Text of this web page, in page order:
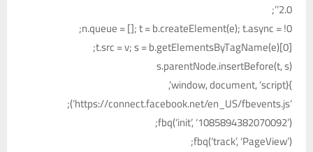
‘2.0’;
n.queue = []; t = b.createElement(e); t.async = !0;
t.src = v; s = b.getElementsByTagName(e)[0];
s.parentNode.insertBefore(t, s)
}(window, document, ‘script’,
‘https://connect.facebook.net/en_US/fbevents.js’);
fbq(‘init’, ‘1085894382070092’);
fbq(‘track’, ‘PageView’);